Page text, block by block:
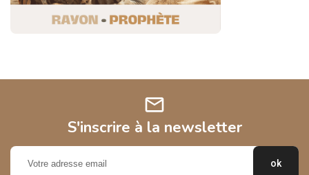
mail
S'inscrire à la newsletter